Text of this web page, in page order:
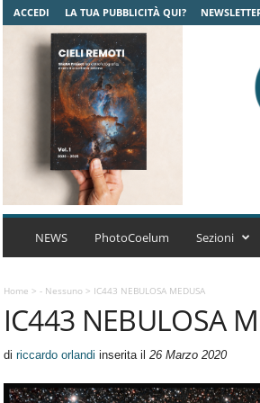
ACCEDI LA TUA PUBBLICITÀ QUI?
C
u
m
A
r
NEWS PhotoCoelum Sezioni
Home > - Nessuno> IC443 NEBULOSA MEDUSA
IC443 NEBULOSA
di riccardo orlandi inserita il 26 Marzo 2020